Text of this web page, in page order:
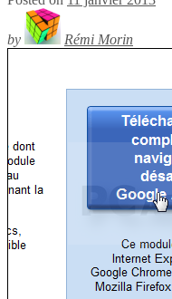
by Rémi Morin